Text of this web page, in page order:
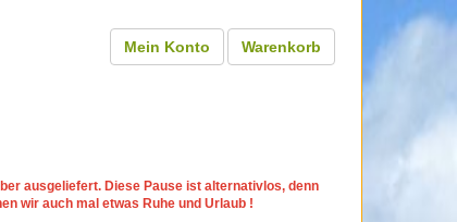
Mein Konto Warenkorb
ausgeliefert. Diese Pause ist alternativlos, denn
wir auch mal etwas Ruhe und Urlaub !